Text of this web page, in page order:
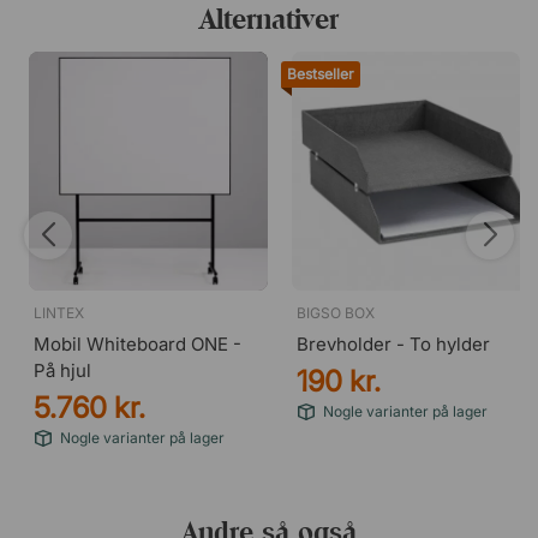
Bygget til at holde – år efter år
flipover-stativ skabt til langvarig brug. En stabil og
pålidelig løsning til arbejdspladser, der værdsætter
kvalitet, funktion og design i hver eneste detalje.
Alternativer
LINTEX
Mobil Whiteboard ONE -
På hjul
5.760 kr.
Nogle varianter på lager
Bestseller
BIGSO BOX
Brevholder - To hylder
190 kr.
Nogle varianter på lager